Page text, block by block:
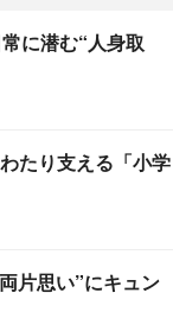
に潜む“人身取
たり支える「小学
片思い”にキュン